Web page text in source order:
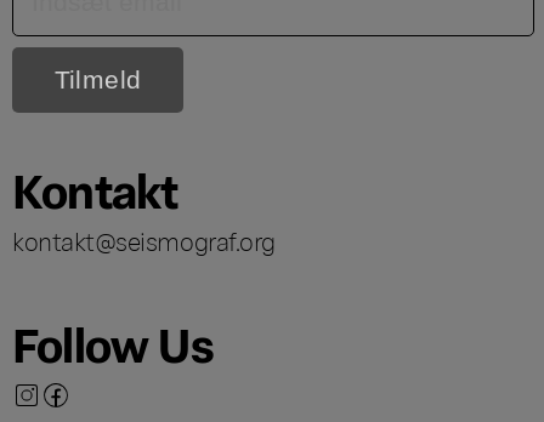
Kontakt
kontakt@seismograf.org
Follow Us